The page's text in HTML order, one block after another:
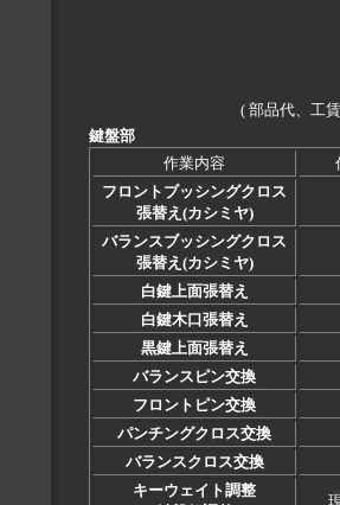
( 部品代、工
鍵盤部
作業内容
フロントブッシングクロス
張替え(カシミヤ)
バランスブッシングクロス
張替え(カシミヤ)
白鍵上面張替え
白鍵木口張替え
黒鍵上面張替え
バランスピン交換
フロントピン交換
パンチングクロス交換
バランスクロス交換
キーウェイト調整